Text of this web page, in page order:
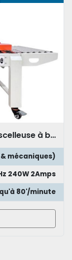
AEVOS TBCS-SA-SM - Tapeuse / scelleuse à boîtes semi-automatique dessus & dessous
mécaniques)
240W 2Amps
80'/minute